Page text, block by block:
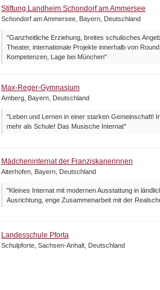
Stiftung Landheim Schondorf am Ammersee
Schondorf am Ammersee, Bayern, Deutschland
"Ganzheitliche Erziehung, breites schulisches
Theater, internationale Projekte innerhalb von
Kompetenzen, Lage bei München"
Max-Reger-Gymnasium
Amberg, Bayern, Deutschland
"Leben und Lernen in einer starken Gemeinschaft!
mehr als Schule! Das Musische Internat"
Mädcheninternat der Franziskanerinnen
Aiterhofen, Bayern, Deutschland
"Kleines Internat mit modernen Ausstattung in
Ausrichtung, enge Zusammenarbeit mit der
Landesschule Pforta
Schulpforte, Sachsen-Anhalt, Deutschland